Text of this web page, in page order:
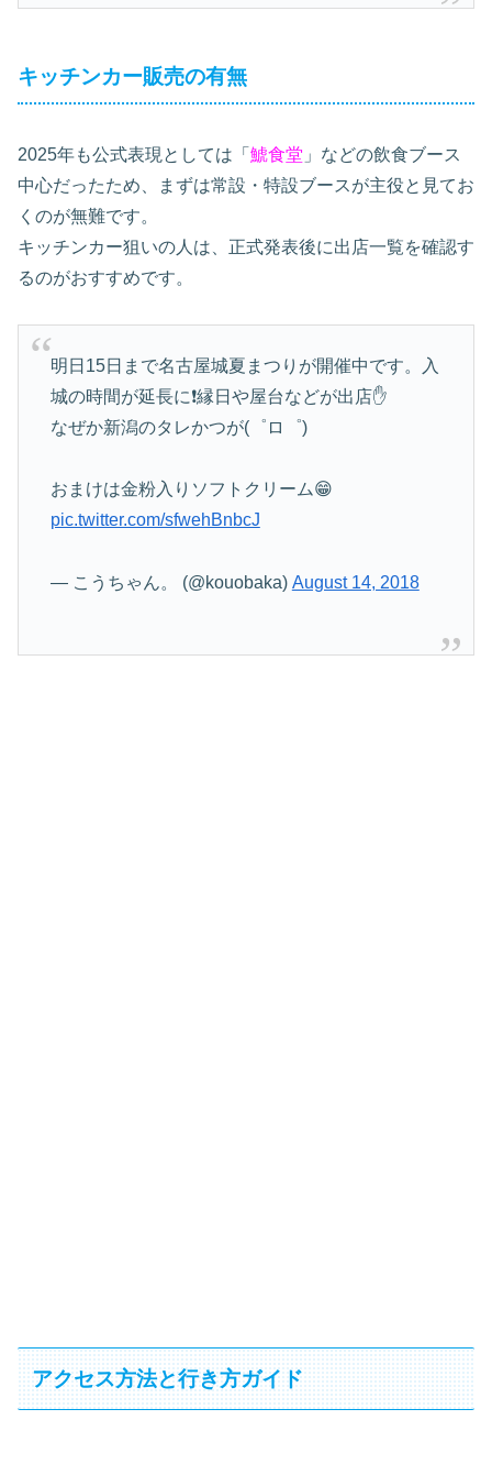
キッチンカー販売の有無
2025年も公式表現としては「 鯱食堂 」などの飲食ブース
中心だったため、まずは常設・特設ブースが主役と見てお
くのが無難です。
キッチンカー狙いの人は、正式発表後に出店一覧を確認す
るのがおすすめです。
明日15日まで名古屋城夏まつりが開催中です。入
城の時間が延長に❗縁日や屋台などが出店✋
なぜか新潟のタレかつが(゜ロ゜)
おまけは金粉入りソフトクリーム😁
pic.twitter.com/sfwehBnbcJ
— こうちゃん。 (@kouobaka) August 14, 2018
アクセス方法と行き方ガイド